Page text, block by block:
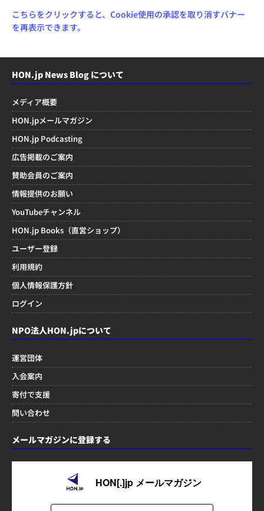
こちらをクリックすると、Cookie使用の承認を取り消すバナー
を再表示できます。
HON.jp News Blog について
メディア概要
HON.jpメールマガジン
HON.jp Podcasting
広告掲載のご案内
賛助会員のご案内
情報提供のお願い
YouTubeチャンネル
HON.jp Books（直営ショップ）
ユーザー登録
利用規約
個人情報保護方針
ログイン
NPO法人HON.jpについて
運営団体
入会案内
寄付で支援
問い合わせ
メールマガジンに登録する